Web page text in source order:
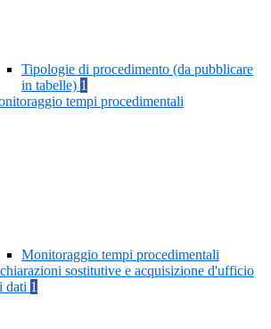
Tipologie di procedimento (da pubblicare
in tabelle) 1
tempi procedimentali
Monitoraggio tempi procedimentali
sostitutive e acquisizione d'ufficio
dati 1